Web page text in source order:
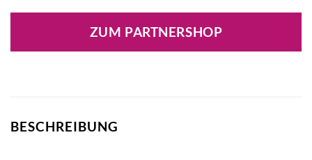
war:
54,99 €
ist:
39,90 €.
ZUM PARTNERSHOP
BESCHREIBUNG